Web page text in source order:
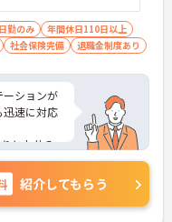
日勤のみ
年間休日110日以上
社会保険完備 退職金制度あり
ションが
迅速に対応
とお休み
ただけま
、さらに
ください。
紹介してもらう